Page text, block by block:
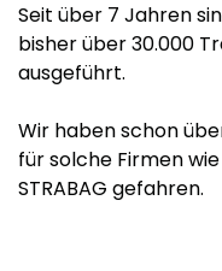
Seit über 7 Jahren
bisher über 30.000
ausgeführt.
Wir haben schon
für solche Firmen
STRABAG gefahren.